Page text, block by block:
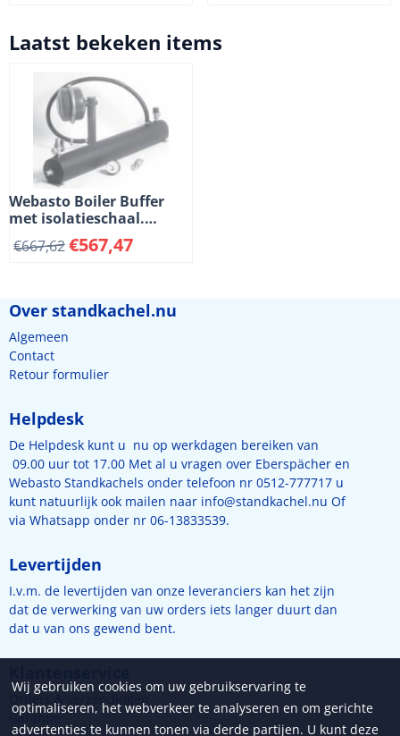
Laatst bekeken items
Webasto Boiler Buffer
met isolatieschaal.
Koper/messing
€667,62€567,47
Over standkachel.nu
Algemeen
Contact
Retour formulier
Helpdesk
De Helpdesk kunt u nu op werkdagen bereiken van
09.00 uur tot 17.00 Met al u vragen over Eberspächer en
Webasto Standkachels onder telefoon nr 0512-777717 u
kunt natuurlijk ook mailen naar info@standkachel.nu Of
via Whatsapp onder nr 06-13833539.
Levertijden
I.v.m. de levertijden van onze leveranciers kan het zijn
dat de verwerking van uw orders iets langer duurt dan
dat u van ons gewend bent.
Orders & verzendingen
Garantie
Wij gebruiken cookies om uw gebruikservaring te
optimaliseren, het webverkeer te analyseren en om gerichte
advertenties te kunnen tonen via derde partijen. U kunt deze